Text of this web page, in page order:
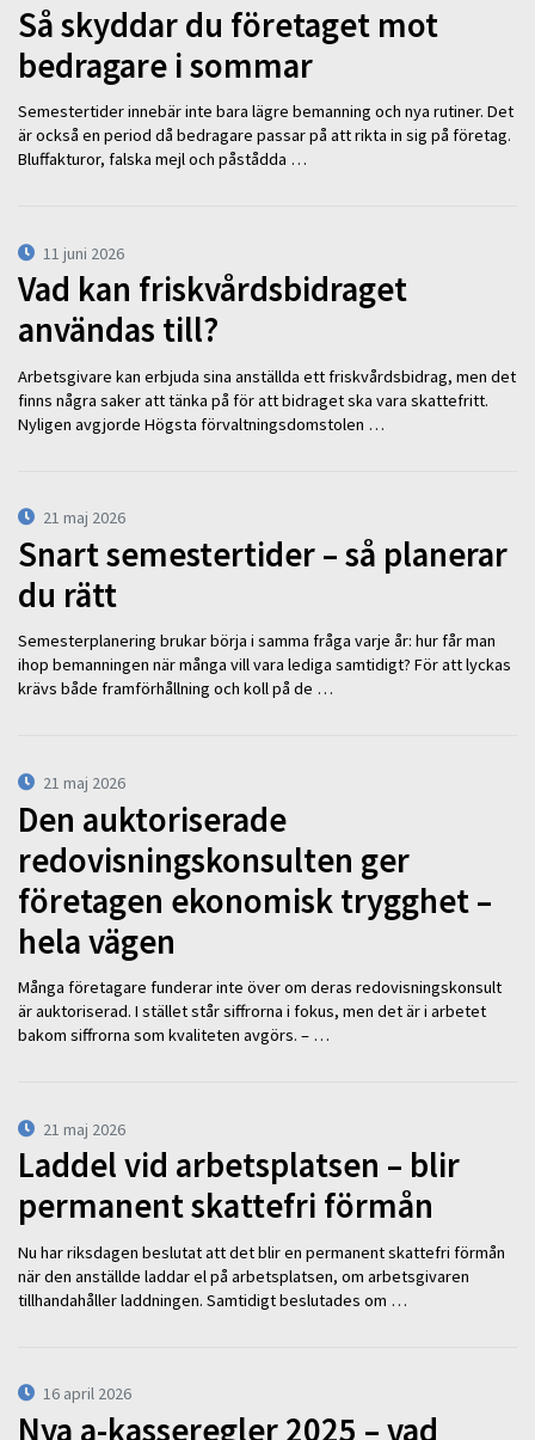
Så skyddar du företaget mot
bedragare i sommar
Semestertider innebär inte bara lägre bemanning och nya rutiner. Det
är också en period då bedragare passar på att rikta in sig på företag.
Bluffakturor, falska mejl och påstådda …
11 juni 2026
Vad kan friskvårdsbidraget
användas till?
Arbetsgivare kan erbjuda sina anställda ett friskvårdsbidrag, men det
finns några saker att tänka på för att bidraget ska vara skattefritt.
Nyligen avgjorde Högsta förvaltningsdomstolen …
21 maj 2026
Snart semestertider – så planerar
du rätt
Semesterplanering brukar börja i samma fråga varje år: hur får man
ihop bemanningen när många vill vara lediga samtidigt? För att lyckas
krävs både framförhållning och koll på de …
21 maj 2026
Den auktoriserade
redovisningskonsulten ger
företagen ekonomisk trygghet –
hela vägen
Många företagare funderar inte över om deras redovisningskonsult
är auktoriserad. I stället står siffrorna i fokus, men det är i arbetet
bakom siffrorna som kvaliteten avgörs. – …
21 maj 2026
Laddel vid arbetsplatsen – blir
permanent skattefri förmån
Nu har riksdagen beslutat att det blir en permanent skattefri förmån
när den anställde laddar el på arbetsplatsen, om arbetsgivaren
tillhandahåller laddningen. Samtidigt beslutades om …
16 april 2026
Nya a-kasseregler 2025 – vad